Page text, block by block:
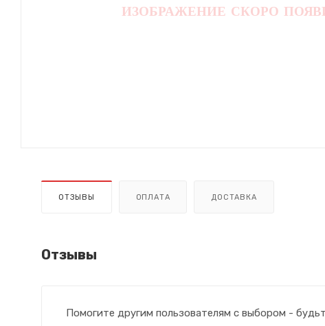
ОТЗЫВЫ ОПЛАТА ДОСТАВКА
Отзывы
Помогите другим пользователям с выбором -